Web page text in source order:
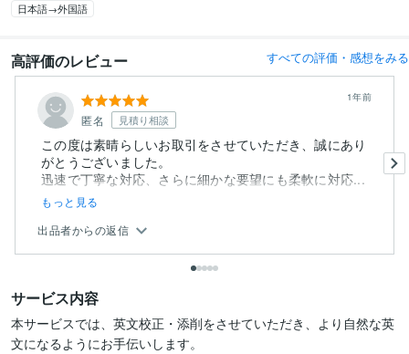
日本語→外国語
高評価のレビュー すべての評価・感想をみる
匿名 見積り相談
1年前
この度は素晴らしいお取引をさせていただき、誠にあり
がとうございました。
迅速で丁寧な対応、さらに細かな要望にも柔軟に対応...
もっと見る
出品者からの返信
サービス内容
本サービスでは、英文校正・添削をさせていただき、より自然な英
文になるようにお手伝いします。